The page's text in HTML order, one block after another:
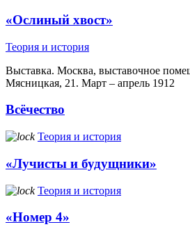
«Ослиный хвост»
Теория и история
Выставка. Москва, выставочное
Мясницкая, 21. Март – апрель 1912
Всёчество
Теория и история
«Лучисты и будущники»
Теория и история
«Номер 4»